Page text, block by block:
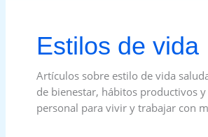
Estilos de vida
Artículos sobre estilo de vida
de bienestar, hábitos productivos
personal para vivir y trabajar con